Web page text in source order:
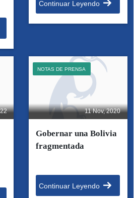
Continuar Leyendo
11 Nov, 2020
NOTAS DE PRENSA
Gobernar una Bolivia
fragmentada
Continuar Leyendo